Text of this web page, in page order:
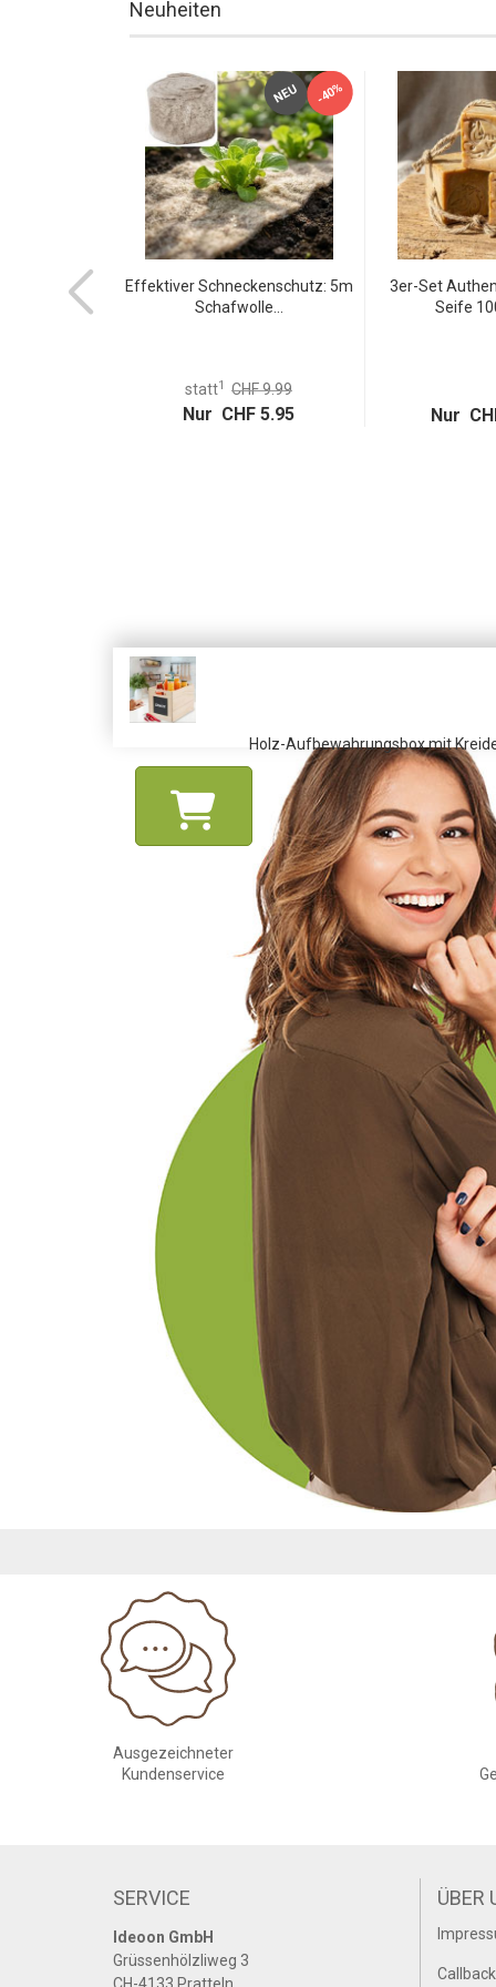
Neuheiten
Handschuh
NEU -40%
Effektiver Schneckenschutz: 5m
Schafwolle...
statt1 CHF 9.99
Nur CHF 5.95
3er-Set
Seife
Nur
Holz-Aufbewahrungsbox mit
Ausgezeichneter
Kundenservice
SERVICE
Ideoon GmbH
Grüssenhölzliweg 3
ÜBER